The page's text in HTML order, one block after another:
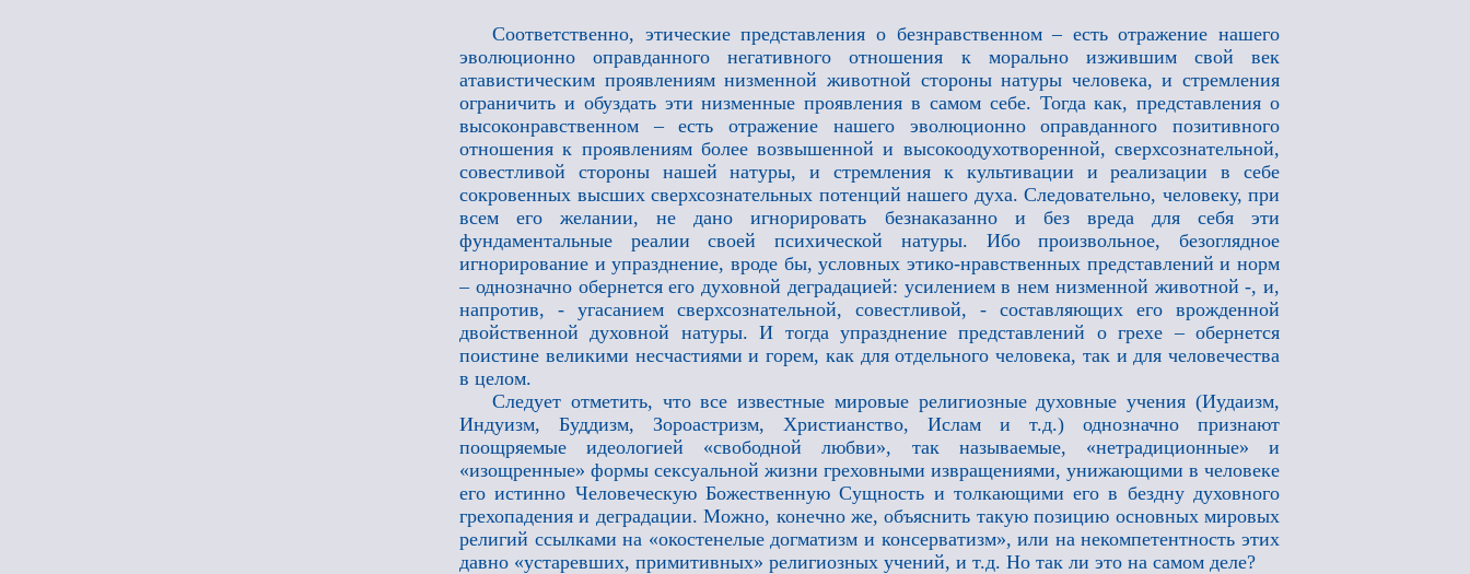
Соответственно, этические представления о безнравственном – есть отражение нашего
эволюционно оправданного негативного отношения к морально изжившим свой век
атавистическим проявлениям низменной животной стороны натуры человека, и стремления
ограничить и обуздать эти низменные проявления в самом себе. Тогда как, представления о
высоконравственном – есть отражение нашего эволюционно оправданного позитивного
отношения к проявлениям более возвышенной и высокоодухотворенной, сверхсознательной,
совестливой стороны нашей натуры, и стремления к культивации и реализации в себе
сокровенных высших сверхсознательных потенций нашего духа. Следовательно, человеку, при
всем его желании, не дано игнорировать безнаказанно и без вреда для себя эти
фундаментальные реалии своей психической натуры. Ибо произвольное, безоглядное
игнорирование и упразднение, вроде бы, условных этико-нравственных представлений и норм
– однозначно обернется его духовной деградацией: усилением в нем низменной животной -, и,
напротив, - угасанием сверхсознательной, совестливой, - составляющих его врожденной
двойственной духовной натуры. И тогда упразднение представлений о грехе – обернется
поистине великими несчастиями и горем, как для отдельного человека, так и для человечества
в целом.
Следует отметить, что все известные мировые религиозные духовные учения (Иудаизм,
Индуизм, Буддизм, Зороастризм, Христианство, Ислам и т.д.) однозначно признают
поощряемые идеологией «свободной любви», так называемые, «нетрадиционные» и
«изощренные» формы сексуальной жизни греховными извращениями, унижающими в человеке
его истинно Человеческую Божественную Сущность и толкающими его в бездну духовного
грехопадения и деградации. Можно, конечно же, объяснить такую позицию основных мировых
религий ссылками на «окостенелые догматизм и консерватизм», или на некомпетентность этих
давно «устаревших, примитивных» религиозных учений, и т.д. Но так ли это на самом деле?